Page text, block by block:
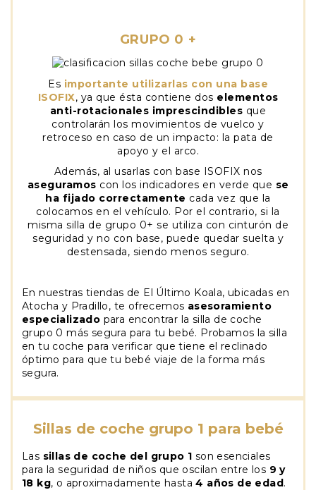
GRUPO 0 +
Es importante utilizarlas con una base
ISOFIX, ya que ésta contiene dos elementos
anti-rotacionales imprescindibles que
controlarán los movimientos de vuelco y
retroceso en caso de un impacto: la pata de
apoyo y el arco.
Además, al usarlas con base ISOFIX nos
aseguramos con los indicadores en verde que se
ha fijado correctamente cada vez que la
colocamos en el vehículo. Por el contrario, si la
misma silla de grupo 0+ se utiliza con cinturón de
seguridad y no con base, puede quedar suelta y
destensada, siendo menos seguro.
En nuestras tiendas de El Último Koala, ubicadas en
Atocha y Pradillo, te ofrecemos asesoramiento
especializado para encontrar la silla de coche
grupo 0 más segura para tu bebé. Probamos la silla
en tu coche para verificar que tiene el reclinado
óptimo para que tu bebé viaje de la forma más
segura.
Sillas de coche grupo 1 para bebé
Las sillas de coche del grupo 1 son esenciales
para la seguridad de niños que oscilan entre los 9 y
18 kg, o aproximadamente hasta4 años de edad.